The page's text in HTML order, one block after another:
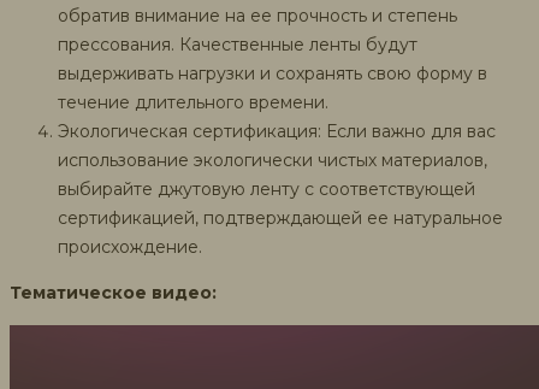
обратив внимание на ее прочность и степень
прессования. Качественные ленты будут
выдерживать нагрузки и сохранять свою форму в
течение длительного времени.
Экологическая сертификация: Если важно для вас
использование экологически чистых материалов,
выбирайте джутовую ленту с соответствующей
сертификацией, подтверждающей ее натуральное
происхождение.
Тематическое видео: